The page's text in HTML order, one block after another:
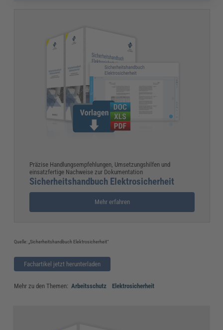
Präzise Handlungsempfehlungen, Umsetzungshilfen und
einsatzfertige Nachweise zur Dokumentation
Sicherheitshandbuch Elektrosicherheit
Mehr erfahren
Quelle: „Sicherheitshandbuch Elektrosicherheit“
Fachartikel jetzt herunterladen
Mehr zu den Themen: Arbeitsschutz Elektrosicherheit